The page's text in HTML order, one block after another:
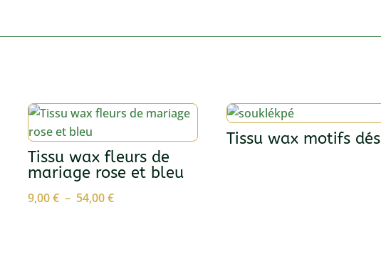
Tissu wax fleurs de
mariage rose et bleu
9,00€ – 54,00€Plage
Tissu wax motifs dés